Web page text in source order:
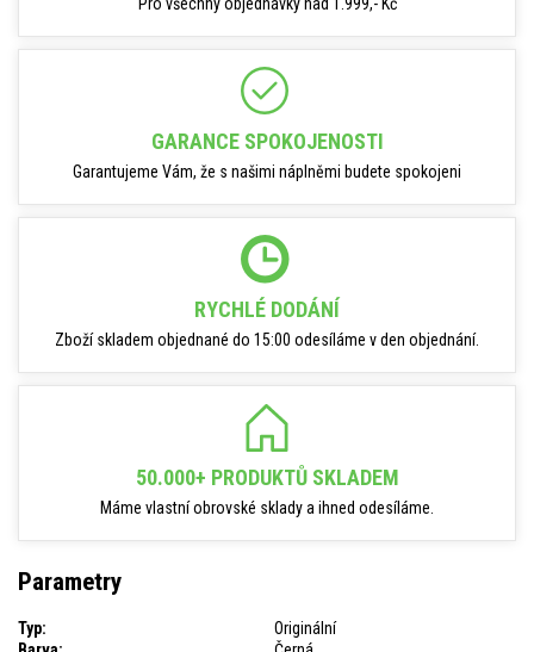
GARANCE SPOKOJENOSTI
Garantujeme Vám, že s našimi náplněmi budete spokojeni
RYCHLÉ DODÁNÍ
Zboží skladem objednané do 15:00 odesíláme v den objednání.
50.000+ PRODUKTŮ SKLADEM
Máme vlastní obrovské sklady a ihned odesíláme.
Parametry
Typ:
Originální